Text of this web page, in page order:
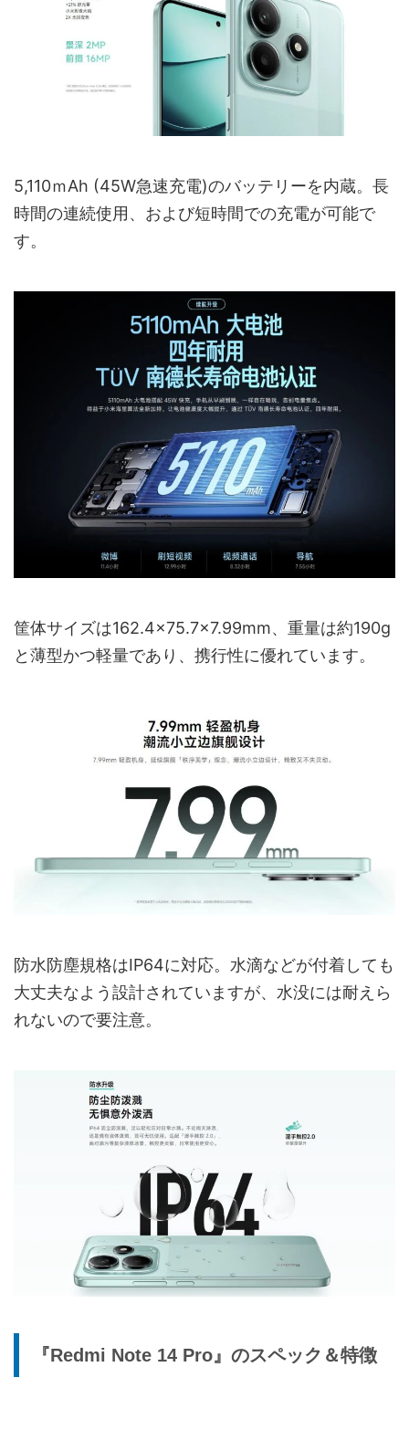
5,110ｍAh (45W急速充電)のバッテリーを内蔵。長
時間の連続使用、および短時間での充電が可能で
す。
筐体サイズは162.4×75.7×7.99mm、重量は約190g
と薄型かつ軽量であり、携行性に優れています。
防水防塵規格はIP64に対応。水滴などが付着しても
大丈夫なよう設計されていますが、水没には耐えら
れないので要注意。
『Redmi Note 14 Pro』のスペック＆特徴